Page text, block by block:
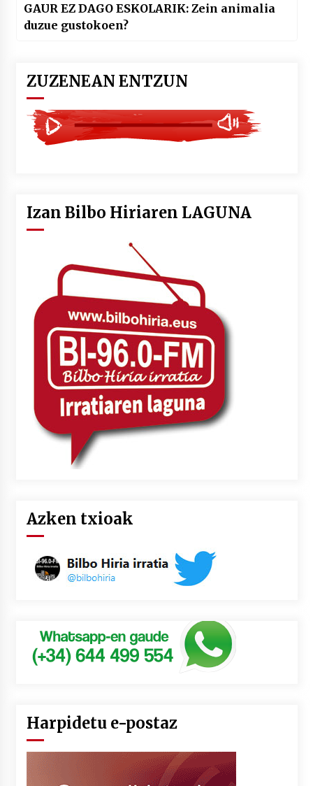
GAUR EZ DAGO ESKOLARIK: Zein animalia
duzue gustokoen?
ZUZENEAN ENTZUN
Izan Bilbo Hiriaren LAGUNA
Azken txioak
Harpidetu e-postaz